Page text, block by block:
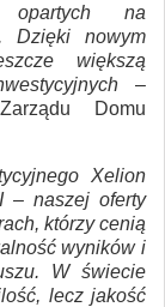
opartych na
Dzięki nowym
większą
–
Domu
Xelion
– naszej oferty
którzy cenią
wyników i
W świecie
lecz jakość